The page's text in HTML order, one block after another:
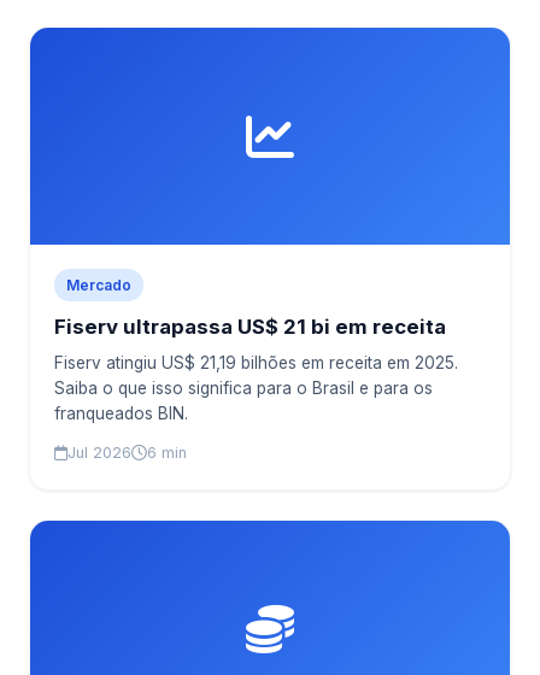
Mercado
Fiserv ultrapassa US$ 21 bi em receita
Fiserv atingiu US$ 21,19 bilhões em receita em 2025.
Saiba o que isso significa para o Brasil e para os
franqueados BIN.
Jul 2026 6 min